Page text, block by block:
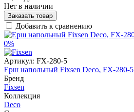
Нет в наличии
Заказать товар
Добавить к сравнению
0%
Артикул: FX-280-5
Ерш напольный Fixsen Deco, FX-280-5
Бренд
Fixsen
Коллекция
Deco